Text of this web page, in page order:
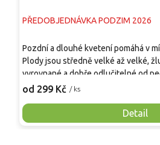
PŘEDOBJEDNÁVKA PODZIM 2026
od 299 Kč / ks
Detail
Pozdní a dlouhé kvetení pomáhá v
Plody jsou středně velké až velké,
vyrovnané a dobře odlučitelné od
šťavnatá, aromatická, sladce
'Redhaven', přibližně v srpnu. Hodí
kompotů, džemů, koláčů, ovocných